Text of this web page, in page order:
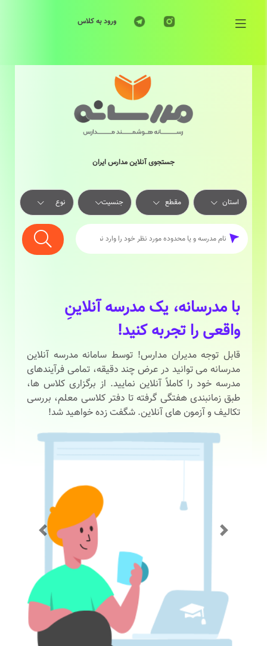
ورود به کلاس
جستجوی آنلاین مدارس ایران
استان مقطع جنسیت نوع
با مدرسانه، یک مدرسه آنلاینِ
واقعی را تجربه کنید!
قابل توجه مدیران مدارس! توسط سامانه مدرسه آنلاین
مدرسانه می توانید در عرض چند دقیقه، تمامی فرآیندهای
مدرسه خود را کاملاً آنلاین نمایید. از برگزاری کلاس ها،
طبق زمانبندی هفتگی گرفته تا دفتر کلاسی معلم، بررسی
تکالیف و آزمون های آنلاین. شگفت زده خواهید شد!
Previous Next